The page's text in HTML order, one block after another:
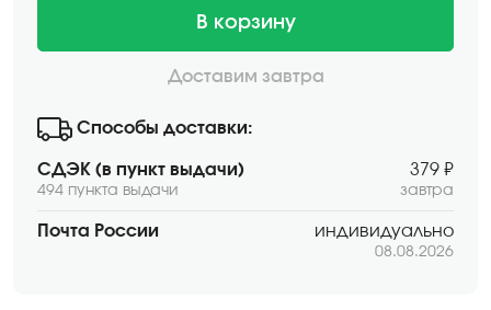
В корзину
Доставим завтра
Способы доставки:
СДЭК (в пункт выдачи)
494 пункта выдачи
379 ₽
завтра
Почта России индивидуально
08.08.2026